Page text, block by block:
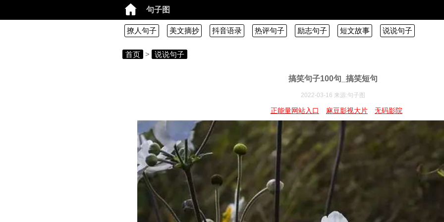
句子图
撩人句子 美文摘抄 抖音语录 热评句子 励志句子 短文故事 说说句子
首页 > 说说句子
搞笑句子100句_搞笑短句
2022-03-16 来源:句子图
正能量网站入口 麻豆影视大片 无码影院